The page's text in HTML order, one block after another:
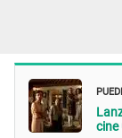
cine